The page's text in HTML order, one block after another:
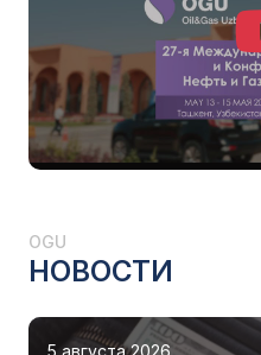
OGU
НОВОСТИ
5 августа 2026